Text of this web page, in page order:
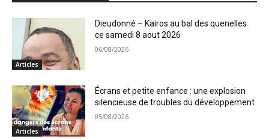
Articles
Dieudonné – Kairos au bal des quenelles
ce samedi 8 aout 2026
06/08/2026
Articles
Écrans et petite enfance : une explosion
silencieuse de troubles du développement
05/08/2026